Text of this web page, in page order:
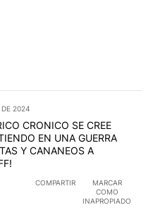
DE 2024
CRONICO SE CREE
EN UNA GUERRA
Y CANANEOS A
COMPARTIR
MARCAR
COMO
INAPROPIADO